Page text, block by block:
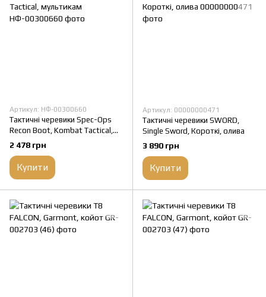
Артикул: НФ-00300660
Тактичні черевики Spec-Ops
Recon Boot, Kombat Tactical,
мультикам
2 478 грн
Купити
Артикул: 00000000471
Тактичні черевики SWORD,
Single Sword, Короткі, олива
3 890 грн
Купити